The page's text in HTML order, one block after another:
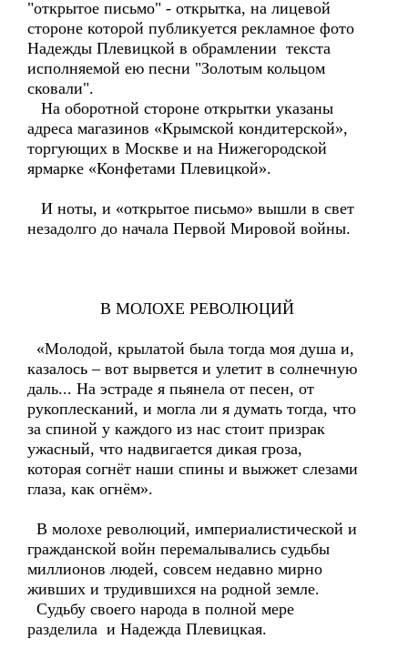
"открытое письмо" - открытка, на лицевой
стороне которой публикуется рекламное фото
Надежды Плевицкой в обрамлении текста
исполняемой ею песни "Золотым кольцом
сковали".
На оборотной стороне открытки указаны
адреса магазинов «Крымской кондитерской»,
торгующих в Москве и на Нижегородской
ярмарке «Конфетами Плевицкой».
И ноты, и «открытое письмо» вышли в свет
незадолго до начала Первой Мировой войны.
В МОЛОХЕ РЕВОЛЮЦИЙ
«Молодой, крылатой была тогда моя душа и,
казалось – вот вырвется и улетит в солнечную
даль... На эстраде я пьянела от песен, от
рукоплесканий, и могла ли я думать тогда, что
за спиной у каждого из нас стоит призрак
ужасный, что надвигается дикая гроза,
которая согнёт наши спины и выжжет слезами
глаза, как огнём».
В молохе революций, империалистической и
гражданской войн перемалывались судьбы
миллионов людей, совсем недавно мирно
живших и трудившихся на родной земле.
Судьбу своего народа в полной мере
разделила и Надежда Плевицкая.